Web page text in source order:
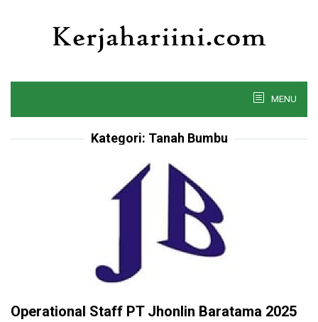
MENU
Kategori: Tanah Bumbu
Operational Staff PT Jhonlin Baratama 2025